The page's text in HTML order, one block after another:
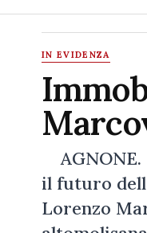
IN EVIDENZA
AGNONE.
il futuro
Lorenzo